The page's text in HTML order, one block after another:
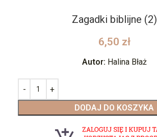
Zagadki biblijne (2)
6,50 zł
Autor: Halina Błaż
DODAJ DO KOSZYKA